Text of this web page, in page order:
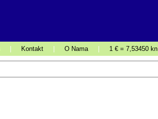
Kontakt O Nama 1 € = 7,53450 kn